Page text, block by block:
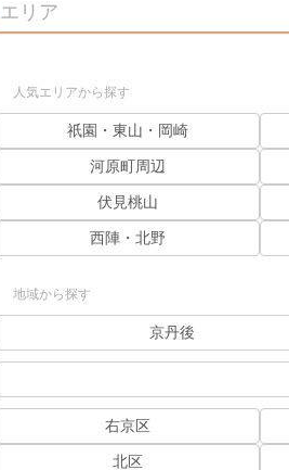
エリア
人気エリアから探す
祇園・東山・岡崎
河原町周辺
伏見桃山
西陣・北野
地域から探す
京丹後
右京区
北区